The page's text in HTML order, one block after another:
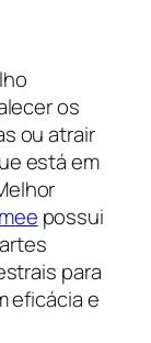
os
ou atrair
está em
possui
para
eficácia e